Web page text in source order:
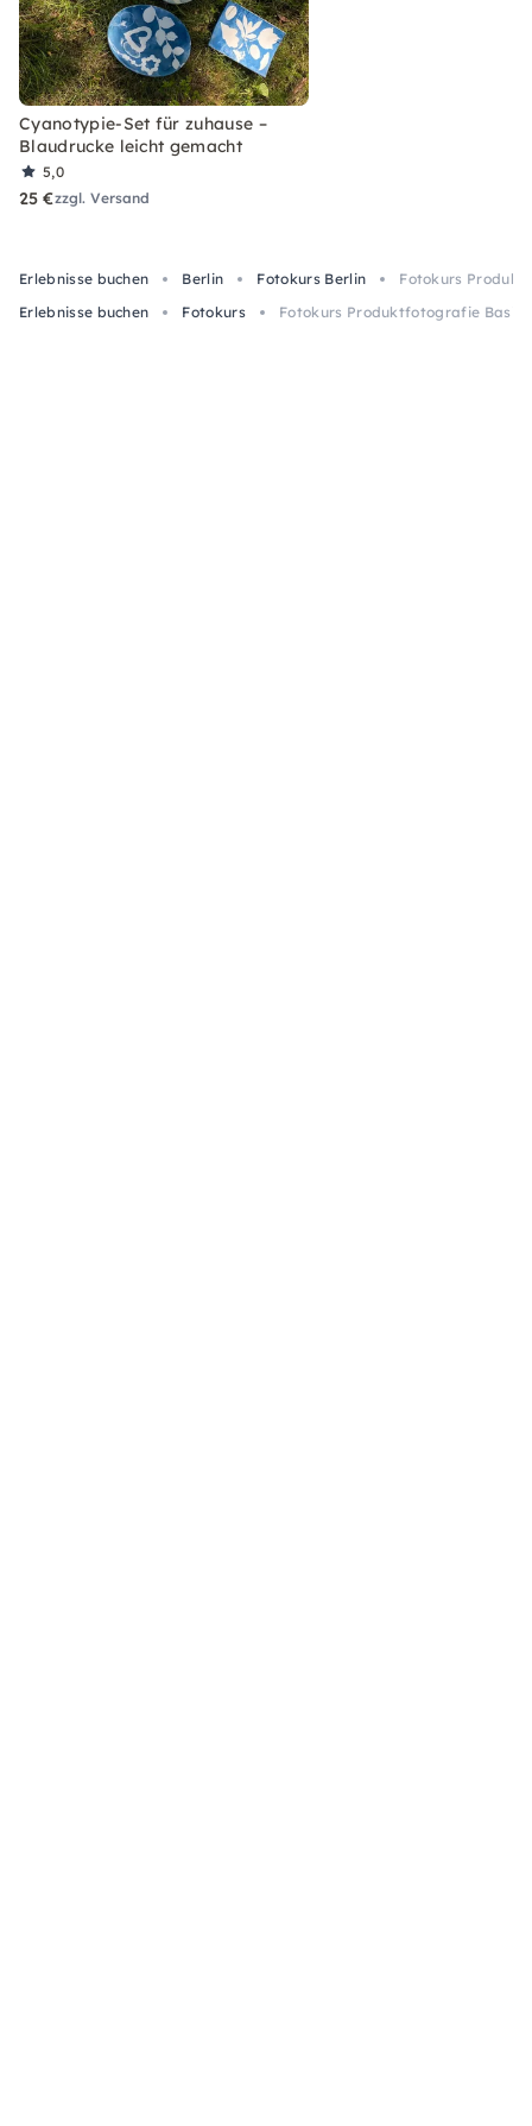
Cyanotypie-Set für zuhause –
Blaudrucke leicht gemacht
5,0
25 €zzgl. Versand
Erlebnisse buchen Berlin Fotokurs Berlin
Fotokurs
Erlebnisse buchen
Fotokurs Fotokurs Produktfotografie Basic